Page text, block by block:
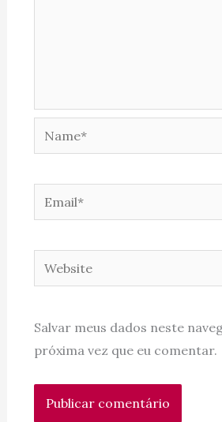
Name*
Email*
Website
Salvar meus dados neste
próxima vez que eu comentar.